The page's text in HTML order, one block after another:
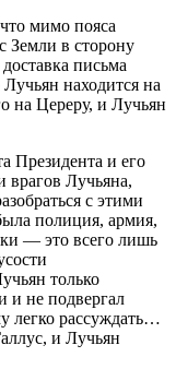
мимо пояса
Земли в сторону
письма
находится на
на Цереру, и Лучьян
Президента и его
врагов Лучьяна,
с этими
полиция, армия,
— это всего лишь
только
и не подвергал
легко рассуждать…
и Лучьян